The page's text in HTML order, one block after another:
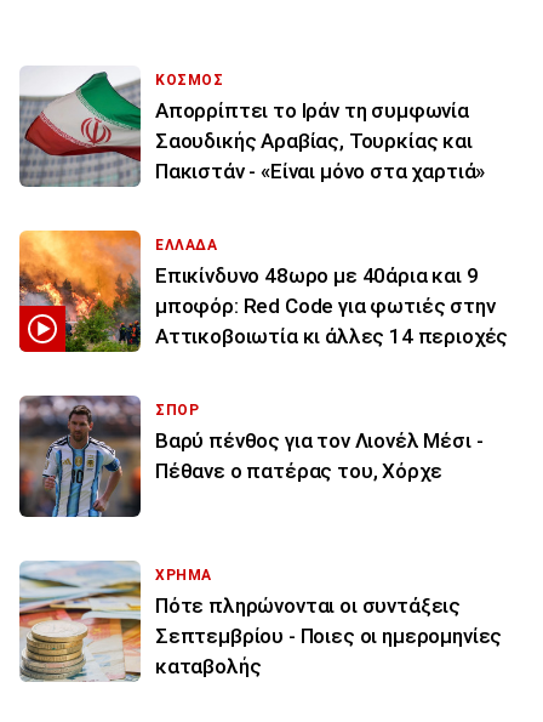
ΚΟΣΜΟΣ
Απορρίπτει το Ιράν τη συμφωνία
Σαουδικής Αραβίας, Τουρκίας και
Πακιστάν - «Είναι μόνο στα χαρτιά»
ΕΛΛΑΔΑ
Επικίνδυνο 48ωρο με 40άρια και 9
μποφόρ: Red Code για φωτιές στην
Αττικοβοιωτία κι άλλες 14 περιοχές
ΣΠΟΡ
Βαρύ πένθος για τον Λιονέλ Μέσι -
Πέθανε ο πατέρας του, Χόρχε
ΧΡΗΜΑ
Πότε πληρώνονται οι συντάξεις
Σεπτεμβρίου - Ποιες οι ημερομηνίες
καταβολής